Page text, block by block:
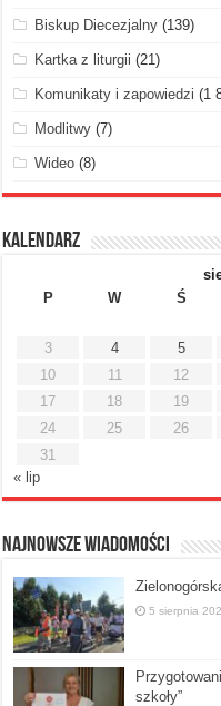
Biskup Diecezjalny (139)
Kartka z liturgii (21)
Komunikaty i zapowiedzi (1
Modlitwy (7)
Wideo (8)
Kalendarz
P
W Ś
3
4 5
10
11 12
17
18 19
24
25 26
31
« lip
Najnowsze Wiadomości
5 sierpnia
szkoły”